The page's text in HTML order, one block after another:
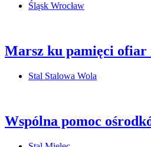
Śląsk Wrocław
Marsz ku pamięci ofiar
Stal Stalowa Wola
Wspólna pomoc